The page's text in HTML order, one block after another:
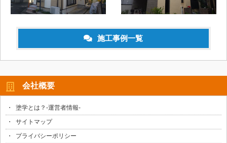
施工事例一覧
会社概要
塗学とは？-運営者情報-
サイトマップ
プライバシーポリシー